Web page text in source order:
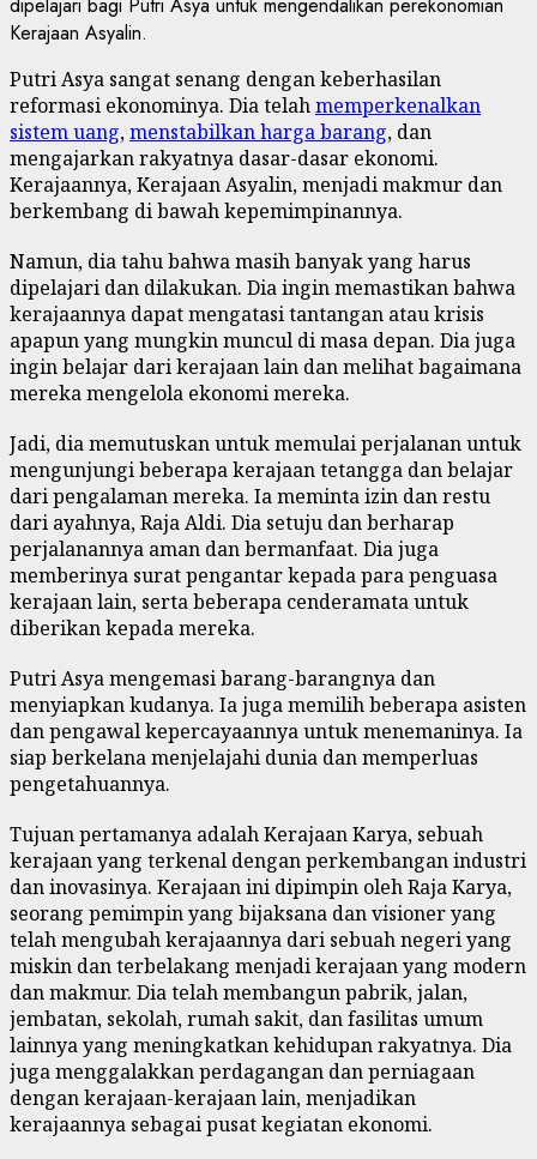
Putri Asya sangat senang dengan keberhasilan
reformasi ekonominya. Dia telahmemperkenalkan
sistem uang,menstabilkan harga barang, dan
mengajarkan rakyatnya dasar-dasar ekonomi.
Kerajaannya, Kerajaan Asyalin, menjadi makmur dan
berkembang di bawah kepemimpinannya.
Namun, dia tahu bahwa masih banyak yang harus
dipelajari dan dilakukan. Dia ingin memastikan bahwa
kerajaannya dapat mengatasi tantangan atau krisis
apapun yang mungkin muncul di masa depan. Dia juga
ingin belajar dari kerajaan lain dan melihat bagaimana
mereka mengelola ekonomi mereka.
Jadi, dia memutuskan untuk memulai perjalanan untuk
mengunjungi beberapa kerajaan tetangga dan belajar
dari pengalaman mereka. Ia meminta izin dan restu
dari ayahnya, Raja Aldi. Dia setuju dan berharap
perjalanannya aman dan bermanfaat. Dia juga
memberinya surat pengantar kepada para penguasa
kerajaan lain, serta beberapa cenderamata untuk
diberikan kepada mereka.
Putri Asya mengemasi barang-barangnya dan
menyiapkan kudanya. Ia juga memilih beberapa asisten
dan pengawal kepercayaannya untuk menemaninya. Ia
siap berkelana menjelajahi dunia dan memperluas
pengetahuannya.
Tujuan pertamanya adalah Kerajaan Karya, sebuah
kerajaan yang terkenal dengan perkembangan industri
dan inovasinya. Kerajaan ini dipimpin oleh Raja Karya,
seorang pemimpin yang bijaksana dan visioner yang
telah mengubah kerajaannya dari sebuah negeri yang
miskin dan terbelakang menjadi kerajaan yang modern
dan makmur. Dia telah membangun pabrik, jalan,
jembatan, sekolah, rumah sakit, dan fasilitas umum
lainnya yang meningkatkan kehidupan rakyatnya. Dia
juga menggalakkan perdagangan dan perniagaan
dengan kerajaan-kerajaan lain, menjadikan
kerajaannya sebagai pusat kegiatan ekonomi.